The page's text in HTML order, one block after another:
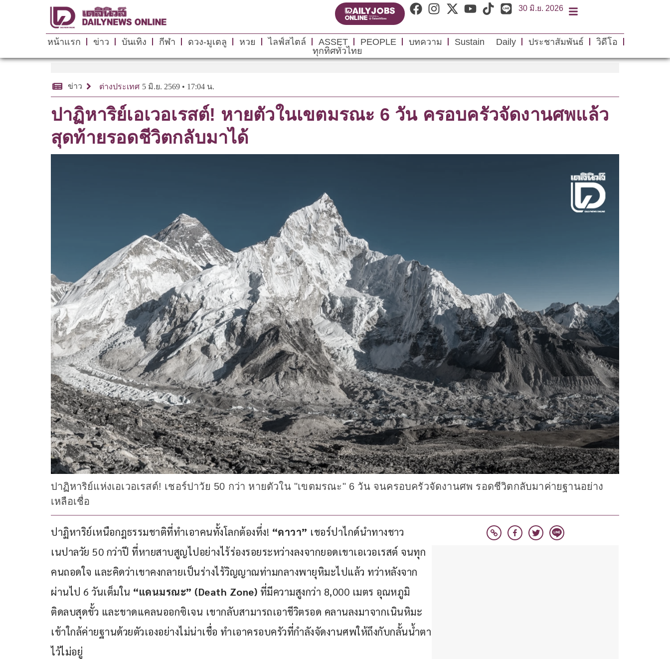
30 มิ.ย. 2026
หน้าแรก ข่าว บันเทิง กีฬา ดวง-มูเตลู หวย ไลฟ์สไตล์ ASSET PEOPLE บทความ Sustain Daily ประชาสัมพันธ์
วิดีโอ
ทุกทิศทั่วไทย
ข่าว ต่างประเทศ 5 มิ.ย. 2569 • 17:04 น.
ปาฏิหาริย์เอเวอเรสต์! หายตัวในเขตมรณะ 6 วัน ครอบครัวจัดงานศพแล้ว
สุดท้ายรอดชีวิตกลับมาได้
ปาฏิหาริย์แห่งเอเวอเรสต์! เชอร์ปาวัย 50 กว่า หายตัวใน "เขตมรณะ" 6 วัน จนครอบครัวจัดงานศพ รอดชีวิตกลับมาค่ายฐานอย่าง
เหลือเชื่อ
ปาฏิหาริย์เหนือกฎธรรมชาติที่ทำเอาคนทั้งโลกต้องทึ่ง! “ดาวา” เชอร์ปาไกด์นำทางชาว
เนปาลวัย 50 กว่าปี ที่หายสาบสูญไปอย่างไร้ร่องรอยระหว่างลงจากยอดเขาเอเวอเรสต์ จนทุก
คนถอดใจ และคิดว่าเขาคงกลายเป็นร่างไร้วิญญาณท่ามกลางพายุหิมะไปแล้ว ทว่าหลังจาก
ผ่านไป 6 วันเต็มใน “แดนมรณะ” (Death Zone) ที่มีความสูงกว่า 8,000 เมตร อุณหภูมิ
ติดลบสุดขั้ว และขาดแคลนออกซิเจน เขากลับสามารถเอาชีวิตรอด คลานลงมาจากเนินหิมะ
เข้าใกล้ค่ายฐานด้วยตัวเองอย่างไม่น่าเชื่อ ทำเอาครอบครัวที่กำลังจัดงานศพให้ถึงกับกลั้นน้ำตา
ไว้ไม่อยู่